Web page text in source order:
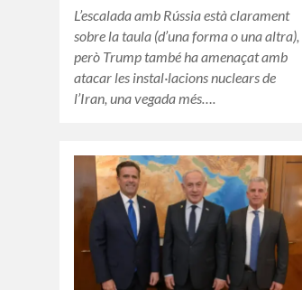
L’escalada amb Rússia està clarament
sobre la taula (d’una forma o una altra),
però Trump també ha amenaçat amb
atacar les instal·lacions nuclears de
l’Iran, una vegada més….